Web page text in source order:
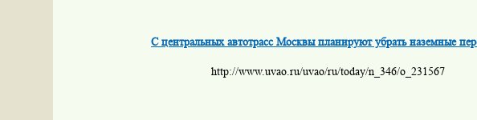
С центральных автотрасс Москвы планируют убрать наземные
http://www.uvao.ru/uvao/ru/today/n_346/o_231567